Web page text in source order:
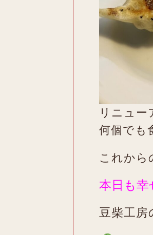
リニュー
何個でも
これから
本日も幸
豆柴工房